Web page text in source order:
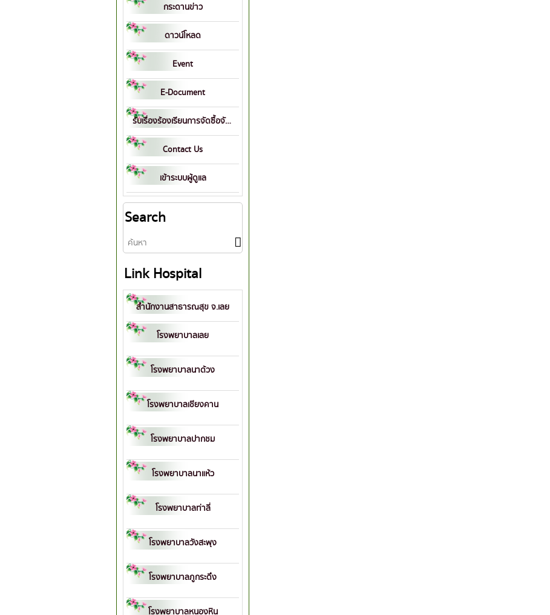
กระดานข่าว
ดาวน์โหลด
Event
E-Document
รับเรื่องร้องเรียนการจัดซื้อจัดจ้าง
Contact Us
เข้าระบบผู้ดูแล
Search
Link Hospital
สำนักงานสาธารณสุข จ.เลย
โรงพยาบาลเลย
โรงพยาบาลนาด้วง
โรงพยาบาลเชียงคาน
โรงพยาบาลปากชม
โรงพยาบาลนาแห้ว
โรงพยาบาลท่าลี่
โรงพยาบาลวังสะพุง
โรงพยาบาลภูกระดึง
โรงพยาบาลหนองหิน